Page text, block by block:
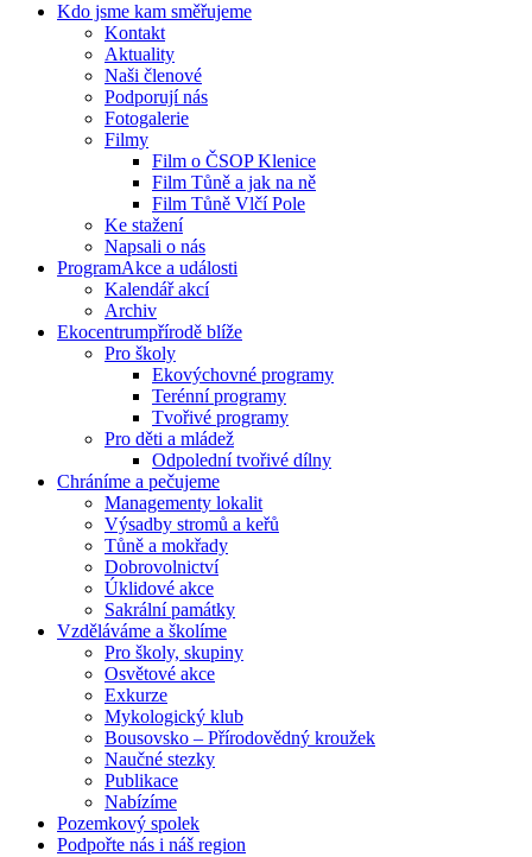
Kdo jsme kam směřujeme
Kontakt
Aktuality
Naši členové
Podporují nás
Fotogalerie
Filmy
Film o ČSOP Klenice
Film Tůně a jak na ně
Film Tůně Vlčí Pole
Ke stažení
Napsali o nás
ProgramAkce a události
Kalendář akcí
Archiv
Ekocentrumpřírodě blíže
Pro školy
Ekovýchovné programy
Terénní programy
Tvořivé programy
Pro děti a mládež
Odpolední tvořivé dílny
Chráníme a pečujeme
Managementy lokalit
Výsadby stromů a keřů
Tůně a mokřady
Dobrovolnictví
Úklidové akce
Sakrální památky
Vzděláváme a školíme
Pro školy, skupiny
Osvětové akce
Exkurze
Mykologický klub
Bousovsko – Přírodovědný kroužek
Naučné stezky
Publikace
Nabízíme
Pozemkový spolek
Podpořte nás i náš region